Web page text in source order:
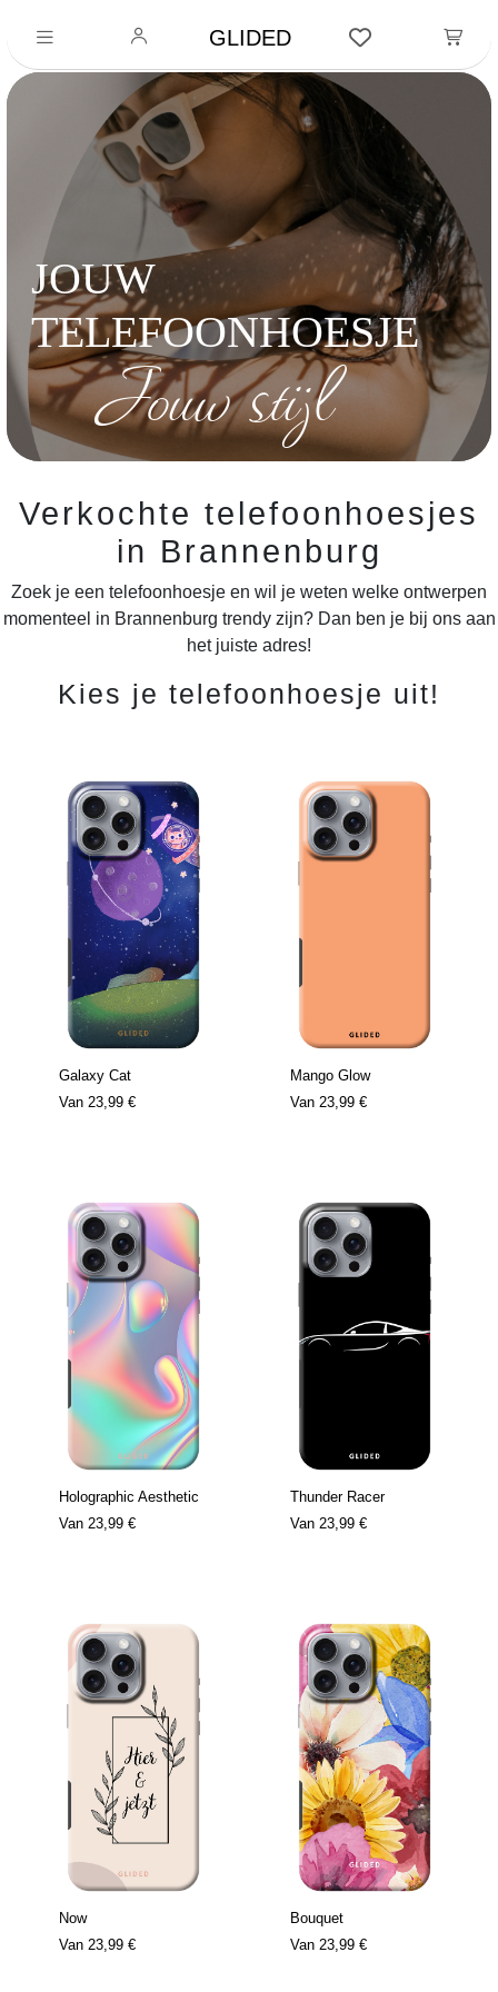
GLIDED
JOUW
TELEFOONHOESJE
Jouw stijl
Verkochte telefoonhoesjes
in Brannenburg
Zoek je een telefoonhoesje en wil je weten welke ontwerpen
momenteel in Brannenburg trendy zijn? Dan ben je bij ons aan
het juiste adres!
Kies je telefoonhoesje uit!
Galaxy Cat
Van 23,99 €
Mango Glow
Van 23,99 €
Holographic Aesthetic
Van 23,99 €
Thunder Racer
Van 23,99 €
Now
Van 23,99 €
Bouquet
Van 23,99 €